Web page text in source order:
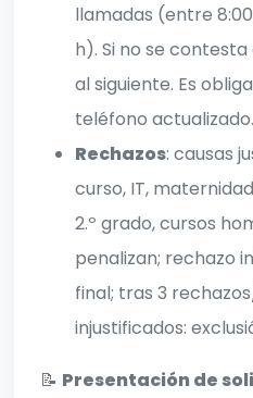
llamadas (entre
h). Si no se contesta
al siguiente. Es
teléfono actualizado.
Rechazos: causas
curso, IT,
2.º grado, cursos
penalizan; rechazo
final; tras 3
injustificados:
📝 Presentación de